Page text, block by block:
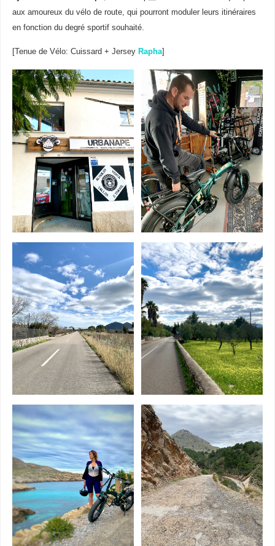
aux amoureux du vélo de route, qui pourront moduler leurs itinéraires
en fonction du degré sportif souhaité.
[Tenue de Vélo: Cuissard + Jersey Rapha]